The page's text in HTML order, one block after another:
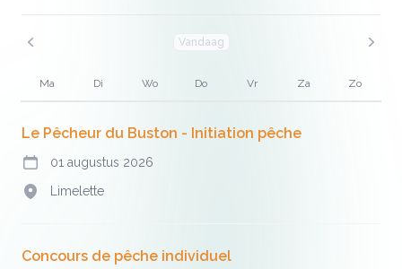
Vorige maand
Vandaag
Ma Di Wo Do Vr Za Zo
Le Pêcheur du Buston - Initiation pêche
Vandaag01 augustus 2026
AdresLimelette
Concours de pêche individuel